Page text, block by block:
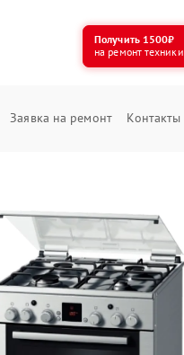
Получить 1500₽
на ремонт техники
Заявка на ремонт Контакты